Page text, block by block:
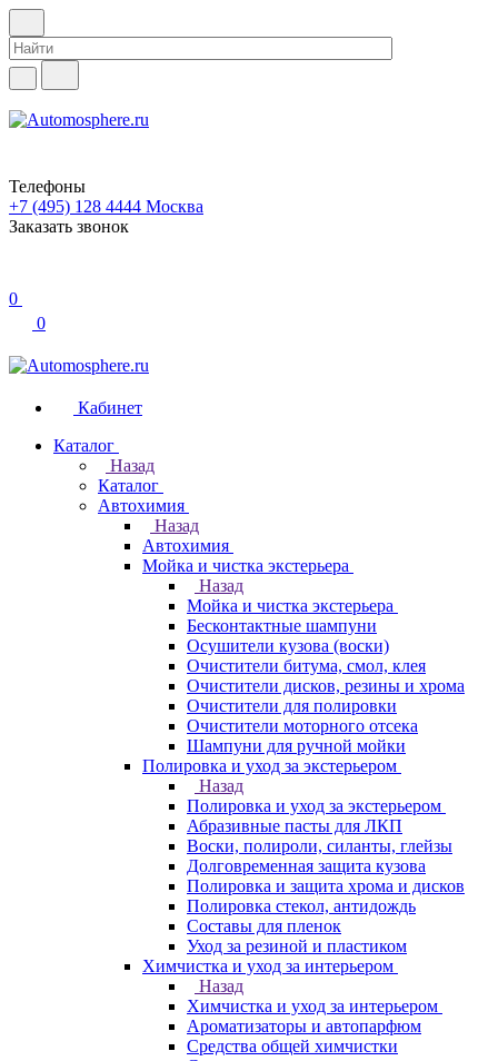
Телефоны
+7 (495) 128 4444 Москва
Заказать звонок
0
0
Кабинет
Каталог
Назад
Каталог
Автохимия
Назад
Автохимия
Мойка и чистка экстерьера
Назад
Мойка и чистка экстерьера
Бесконтактные шампуни
Осушители кузова (воски)
Очистители битума, смол, клея
Очистители дисков, резины и хрома
Очистители для полировки
Очистители моторного отсека
Шампуни для ручной мойки
Полировка и уход за экстерьером
Назад
Полировка и уход за экстерьером
Абразивные пасты для ЛКП
Воски, полироли, силанты, глейзы
Долговременная защита кузова
Полировка и защита хрома и дисков
Полировка стекол, антидождь
Составы для пленок
Уход за резиной и пластиком
Химчистка и уход за интерьером
Назад
Химчистка и уход за интерьером
Ароматизаторы и автопарфюм
Средства общей химчистки